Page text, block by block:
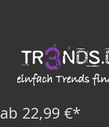
ab 22,99 €*